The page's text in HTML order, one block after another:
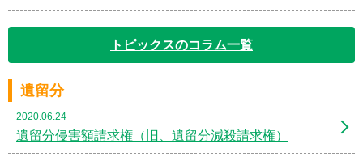
トピックスのコラム一覧
遺留分
2020.06.24
遺留分侵害額請求権（旧、遺留分減殺請求権）